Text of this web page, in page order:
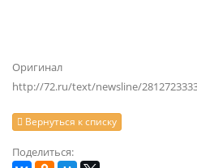
Оригинал
http://72.ru/text/newsline/
Вернуться к списку
Поделиться: